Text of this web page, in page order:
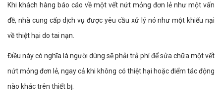
Khi khách hàng báo cáo về một vết nứt mỏng đơn lẻ như một vấn
đề, nhà cung cấp dịch vụ được yêu cầu xử lý nó như một khiếu nại
về thiệt hại do tai nạn.
Điều này có nghĩa là người dùng sẽ phải trả phí để sửa chữa một vết
nứt mỏng đơn lẻ, ngay cả khi không có thiệt hại hoặc điểm tác động
nào khác trên thiết bị.